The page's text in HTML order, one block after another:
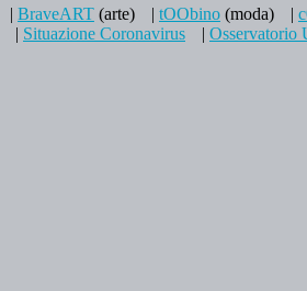
| BraveART (arte) | tOObino (moda) |
| Situazione Coronavirus | Osservatorio